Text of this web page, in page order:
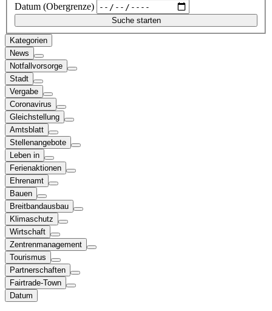
Datum (Obergrenze)
Kategorien
News
Notfallvorsorge
Stadt
Vergabe
Coronavirus
Gleichstellung
Amtsblatt
Stellenangebote
Leben in
Ferienaktionen
Ehrenamt
Bauen
Breitbandausbau
Klimaschutz
Wirtschaft
Zentrenmanagement
Tourismus
Partnerschaften
Fairtrade-Town
Datum